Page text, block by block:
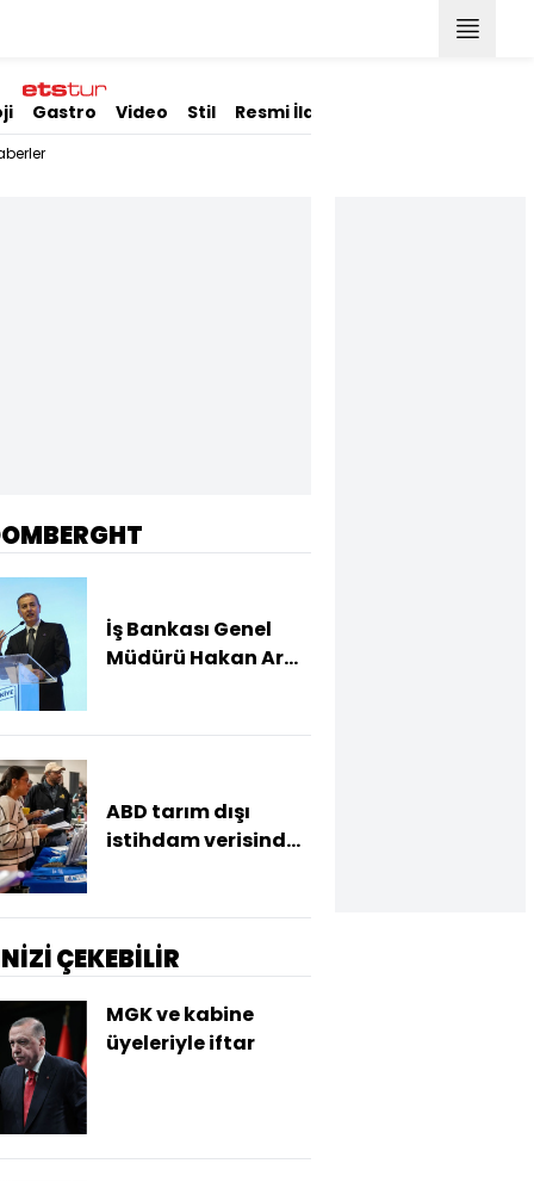
Gastro Video Stil Resmi İlanlar
İş Bankası Genel
Müdürü Hakan Aran
ABD tarım dışı
istihdam verisinde
ÇEKEBİLİR
MGK ve kabine
üyeleriyle iftar